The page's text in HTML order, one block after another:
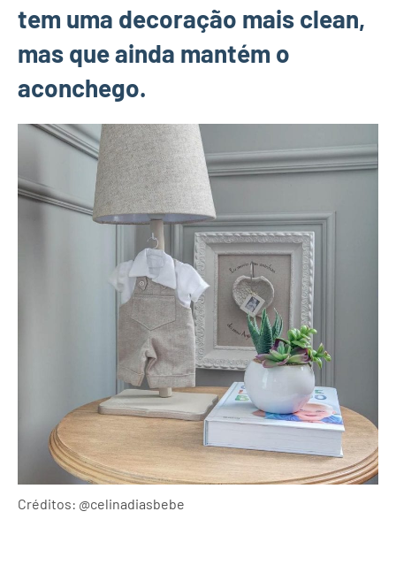
tem uma decoração mais clean,
mas que ainda mantém o
aconchego.
Créditos: @celinadiasbebe